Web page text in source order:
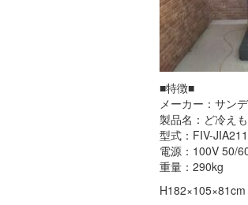
■特徴■
メーカー：サン
製品名：ど冷え
型式：FIV-
電源：100V 50/
重量：290kg
H182×105×81cm